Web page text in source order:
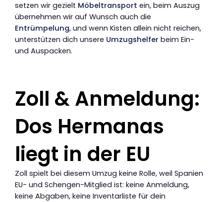
setzen wir gezielt Möbeltransport ein, beim Auszug
übernehmen wir auf Wunsch auch die
Entrümpelung, und wenn Kisten allein nicht reichen,
unterstützen dich unsere Umzugshelfer beim Ein-
und Auspacken.
Zoll & Anmeldung:
Dos Hermanas
liegt in der EU
Zoll spielt bei diesem Umzug keine Rolle, weil Spanien
EU- und Schengen-Mitglied ist: keine Anmeldung,
keine Abgaben, keine Inventarliste für dein